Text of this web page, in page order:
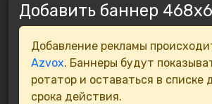
Добавить баннер
Добавление рекламы
Azvox. Баннеры будут
ротатор и оставаться в списке
срока действия.